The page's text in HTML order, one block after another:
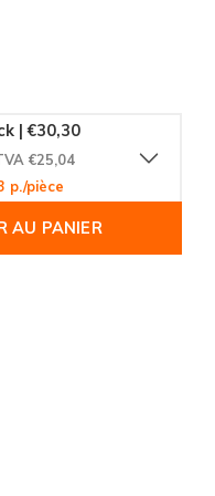
| €30,30
€25,04
p./pièce
AU PANIER